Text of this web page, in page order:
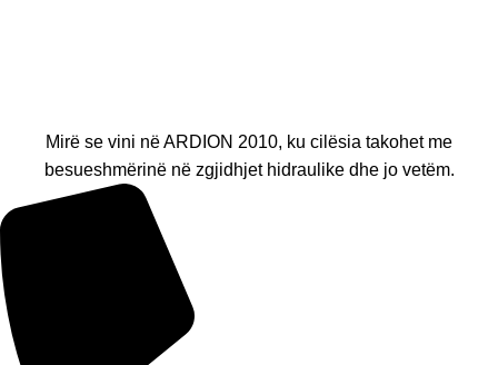
Mirë se vini në ARDION 2010, ku cilësia takohet me
besueshmërinë në zgjidhjet hidraulike dhe jo vetëm.